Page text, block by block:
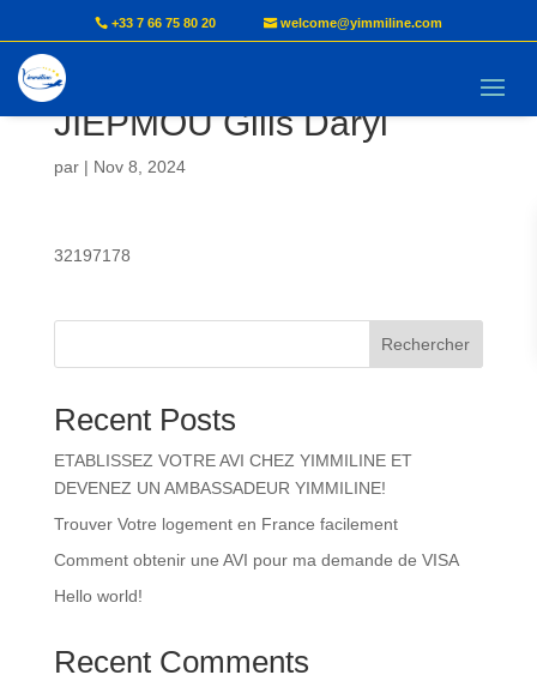
+33 7 66 75 80 20 welcome@yimmiline.com
KETCHA NZOUNDJI
JIEPMOU Gills Daryl
par | Nov 8, 2024
32197178
Rechercher
Recent Posts
ETABLISSEZ VOTRE AVI CHEZ YIMMILINE ET
DEVENEZ UN AMBASSADEUR YIMMILINE!
Trouver Votre logement en France facilement
Comment obtenir une AVI pour ma demande de VISA
Hello world!
Recent Comments